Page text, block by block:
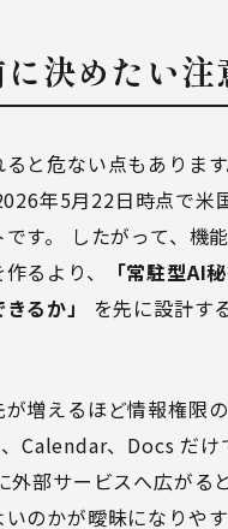
決めたい注
と危ない点もあります
年5月22日時点で米
す。 したがって、機
るより、
「常駐型AI
るか」
を先に設計す
増えるほど情報権限
Calendar、Docs だけ
外部サービスへ広がる
いのかが曖昧になりや